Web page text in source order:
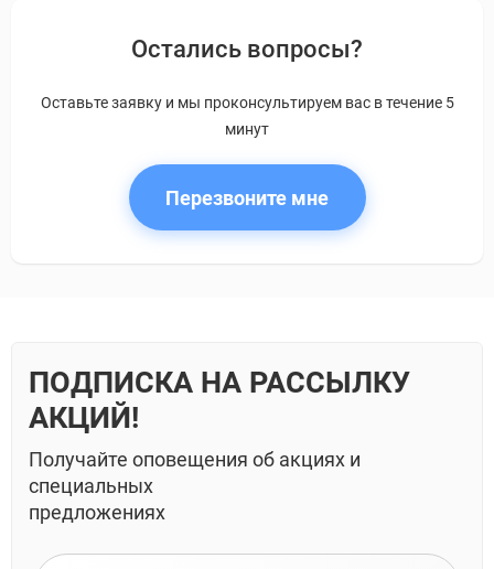
Остались вопросы?
Оставьте заявку и мы проконсультируем вас в течение 5
минут
Перезвоните мне
ПОДПИСКА НА РАССЫЛКУ
АКЦИЙ!
Получайте оповещения об акциях и
специальных
предложениях